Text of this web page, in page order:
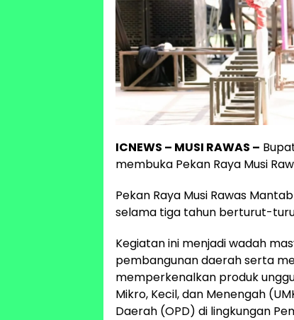
ICNEWS – MUSI RAWAS –
membuka Pekan Raya Musi
Pekan Raya Musi Rawas
selama tiga tahun berturut-
Kegiatan ini menjadi wadah
pembangunan daerah serta
memperkenalkan produk
Mikro, Kecil, dan Menengah
Daerah (OPD) di lingkungan